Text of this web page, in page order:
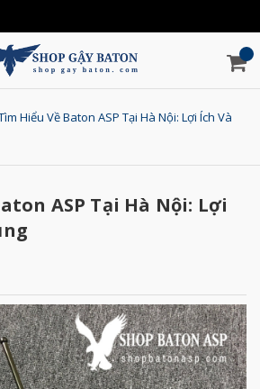
Hiểu Về Baton ASP Tại Hà Nội: Lợi Ích Và
ASP Tại Hà Nội: Lợi